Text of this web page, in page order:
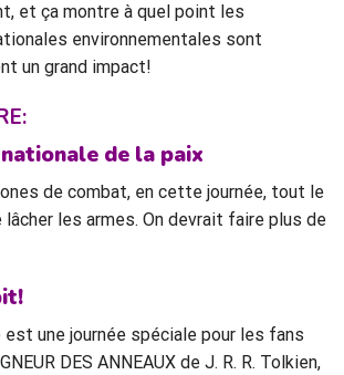
et ça montre à quel point les
environnementales sont
un grand impact!
de la paix
de combat, en cette journée, tout le
les armes. On devrait faire plus de
une journée spéciale pour les fans
DES ANNEAUX de J. R. R. Tolkien,